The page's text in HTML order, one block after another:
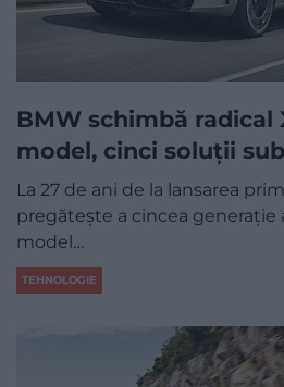
BMW schimbă radical
model, cinci soluții
La 27 de ani de la lansarea
pregătește a cincea generație
model…
TEHNOLOGIE